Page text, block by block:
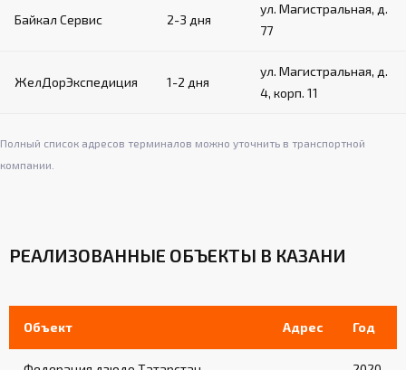
Крепление на канатах с помощью застежек
на ленте «велькро»
канатов и покрытия
2-3 лестницы в комплекте (в зависимости
Байкал Сервис 2-3 дня
ул. Магистральная, д.
77
ЖелДорЭкспедиция 1-2 дня
ул. Магистральная, д.
4, корп. 11
Полный список адресов терминалов можно уточнить в транспортной
компании.
РЕАЛИЗОВАННЫЕ ОБЪЕКТЫ В КАЗАНИ
Объект Адрес Год